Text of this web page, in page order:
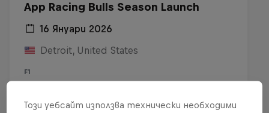
App Racing Bulls Season Launch
16 Януари 2026
Detroit, United States
F1
Виж на Replay
Този уебсайт използва технически необходими